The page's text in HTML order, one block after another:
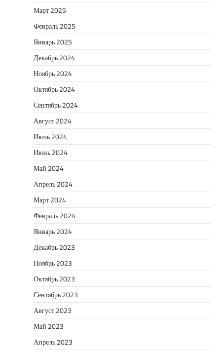
Март 2025
Февраль 2025
Январь 2025
Декабрь 2024
Ноябрь 2024
Октябрь 2024
Сентябрь 2024
Август 2024
Июль 2024
Июнь 2024
Май 2024
Апрель 2024
Март 2024
Февраль 2024
Январь 2024
Декабрь 2023
Ноябрь 2023
Октябрь 2023
Сентябрь 2023
Август 2023
Май 2023
Апрель 2023